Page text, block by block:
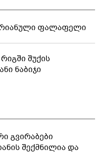
ფალაფელი
შუქის
ნაბიჯი
გვირაბები
შექმნილია და